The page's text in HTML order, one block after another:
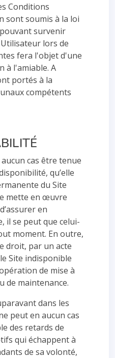
Conditions
sont soumis à la loi
survenir
lors de
fera l'objet d'une
à l'amiable. A
portés à la
compétents
cas être tenue
qu’elle
du Site
mette en œuvre
en
il se peut que celui-
moment. En outre,
droit, par un acte
Site indisponible
de mise à
de maintenance.
dans les
peut en aucun cas
des retards de
qui échappent à
de sa volonté,